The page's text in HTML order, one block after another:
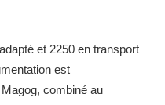
et 2250 en transport
est
combiné au